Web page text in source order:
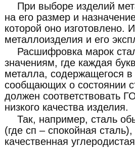
При выборе изделий
на его размер и
которой оно изготовлено.
металлоизделия и его
Расшифровка марок
значениям, где каждая
металла, содержащегося
сообщающих о состоянии
должен соответствовать
низкого качества изделия.
Так, например, сталь
(где сп – спокойная
качественная